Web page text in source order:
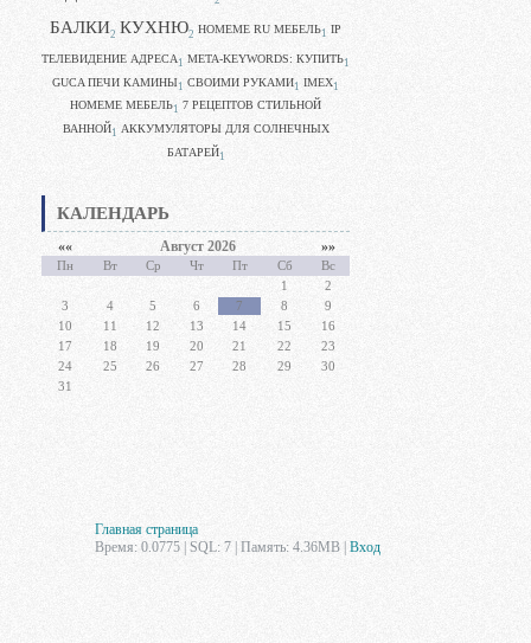
БАЛКИ2 КУХНЮ2 HOMEME RU МЕБЕЛЬ1 IP
ТЕЛЕВИДЕНИЕ АДРЕСА 1 META-KEYWORDS: КУПИТЬ1
GUCA ПЕЧИ КАМИНЫ1 CВОИМИ РУКАМИ1 IMEX1
HOMEME МЕБЕЛЬ1 7 РЕЦЕПТОВ СТИЛЬНОЙ
ВАННОЙ1 АККУМУЛЯТОРЫ ДЛЯ СОЛНЕЧНЫХ
БАТАРЕЙ1
КАЛЕНДАРЬ
«« Август 2026 »»
Пн Вт Ср Чт Пт Сб
Вс
1
2
3
4 5 6 7 8
9
10
11 12 13 14 15
16
17
18 19 20 21 22
23
24
25 26 27 28 29
30
31
Главная страница
Время: 0.0775 | SQL: 7 | Память: 4.36MB Вход